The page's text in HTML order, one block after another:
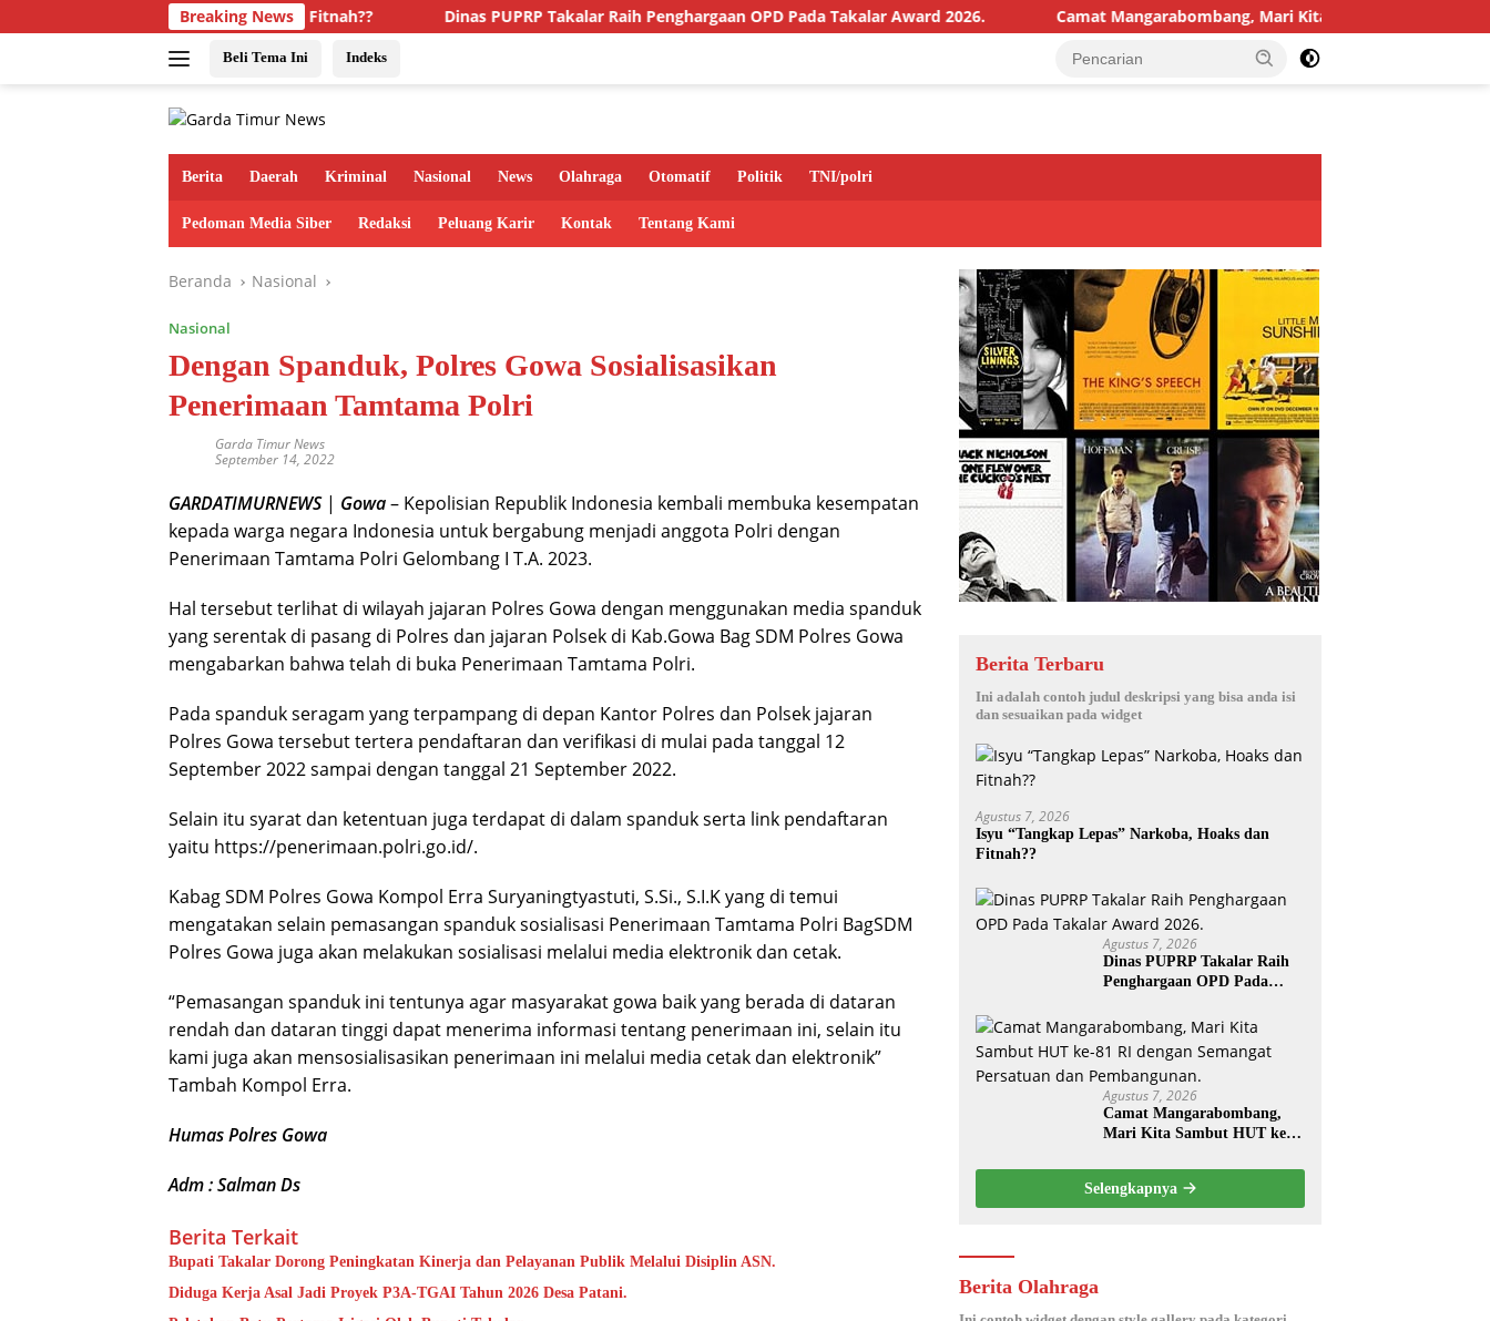
ke
Breaking News
Lepas” Narkoba, Hoaks dan Fitnah?? Dinas PUPRP Takalar Raih Penghargaan OPD Pada Takalar Award 2026. Camat Mangarabombang, Mari Kita Sambut HUT ke-81 RI dengan
Beli Tema Ini Indeks
Berita Daerah Kriminal Nasional News Olahraga Otomatif Politik TNI/polri
Pedoman Media Siber Redaksi Peluang Karir Kontak Tentang Kami
Beranda Nasional
Nasional
Dengan Spanduk, Polres Gowa Sosialisasikan
Penerimaan Tamtama Polri
Garda Timur News
September 14, 2022
GARDATIMURNEWS| Gowa– Kepolisian Republik Indonesia kembali membuka kesempatan
kepada warga negara Indonesia untuk bergabung menjadi anggota Polri dengan
Penerimaan Tamtama Polri Gelombang I T.A. 2023.
Hal tersebut terlihat di wilayah jajaran Polres Gowa dengan menggunakan media spanduk
yang serentak di pasang di Polres dan jajaran Polsek di Kab.Gowa Bag SDM Polres Gowa
mengabarkan bahwa telah di buka Penerimaan Tamtama Polri.
Pada spanduk seragam yang terpampang di depan Kantor Polres dan Polsek jajaran
Polres Gowa tersebut tertera pendaftaran dan verifikasi di mulai pada tanggal 12
September 2022 sampai dengan tanggal 21 September 2022.
Selain itu syarat dan ketentuan juga terdapat di dalam spanduk serta link pendaftaran
yaitu https://penerimaan.polri.go.id/.
Kabag SDM Polres Gowa Kompol Erra Suryaningtyastuti, S.Si., S.I.K yang di temui
mengatakan selain pemasangan spanduk sosialisasi Penerimaan Tamtama Polri BagSDM
Polres Gowa juga akan melakukan sosialisasi melalui media elektronik dan cetak.
“Pemasangan spanduk ini tentunya agar masyarakat gowa baik yang berada di dataran
rendah dan dataran tinggi dapat menerima informasi tentang penerimaan ini, selain itu
kami juga akan mensosialisasikan penerimaan ini melalui media cetak dan elektronik”
Tambah Kompol Erra.
Humas Polres Gowa
Adm : Salman Ds
Berita Terkait
Bupati Takalar Dorong Peningkatan Kinerja dan Pelayanan Publik Melalui Disiplin ASN.
Diduga Kerja Asal Jadi Proyek P3A-TGAI Tahun 2026 Desa Patani.
Berita Terbaru
Ini adalah contoh judul deskripsi yang bisa anda isi
dan sesuaikan pada widget
Agustus 7, 2026
Isyu “Tangkap Lepas” Narkoba, Hoaks dan
Fitnah??
Agustus 7, 2026
Dinas PUPRP Takalar Raih
Penghargaan OPD Pada
Agustus 7, 2026
Camat Mangarabombang,
Mari Kita Sambut HUT ke-
Persatuan dan
Pembangunan.‍
Selengkapnya
Berita Olahraga